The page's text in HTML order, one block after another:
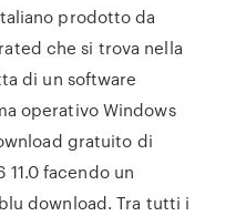
prodotto da
che si trova nella
di un software
operativo Windows
gratuito di
11.0 facendo un
download. Tra tutti i